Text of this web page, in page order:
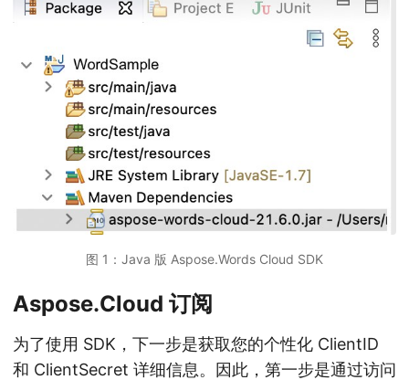
图 1：Java 版 Aspose.Words Cloud SDK
Aspose.Cloud 订阅
为了使用 SDK，下一步是获取您的个性化 ClientID
和 ClientSecret 详细信息。因此，第一步是通过访问